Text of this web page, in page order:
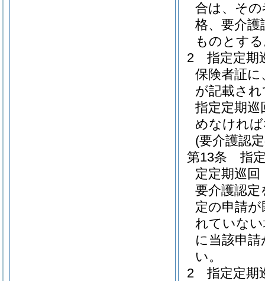
合は、そ
格、要介
ものとす
2
指定定期
保険者証に
が記載さ
指定定期巡
めなけれ
(要介護認
第13条
指
定定期巡
要介護認
定の申請
れていな
に当該申
い。
2
指定定期